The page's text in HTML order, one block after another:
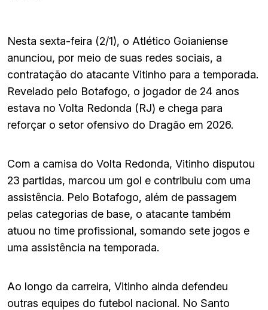
Nesta sexta-feira (2/1), o Atlético Goianiense
anunciou, por meio de suas redes sociais, a
contratação do atacante Vitinho para a temporada.
Revelado pelo Botafogo, o jogador de 24 anos
estava no Volta Redonda (RJ) e chega para
reforçar o setor ofensivo do Dragão em 2026.
Com a camisa do Volta Redonda, Vitinho disputou
23 partidas, marcou um gol e contribuiu com uma
assistência. Pelo Botafogo, além de passagem
pelas categorias de base, o atacante também
atuou no time profissional, somando sete jogos e
uma assistência na temporada.
Ao longo da carreira, Vitinho ainda defendeu
outras equipes do futebol nacional. No Santo